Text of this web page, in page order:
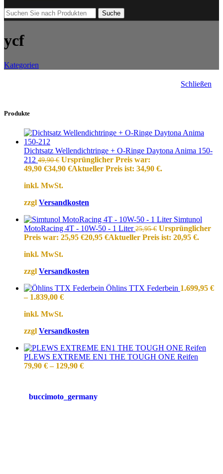
Suche
ycf
Kategorien
Schließen
Produkte
Dichtsatz Wellendichtringe + O-Ringe Daytona Anima 150-
212 49,90€ Ursprünglicher Preis war:
49,90 €34,90 €Aktueller Preis ist: 34,90 €.
inkl. MwSt.
zzgl Versandkosten
Simtunol
MotoRacing 4T - 10W-50 - 1 Liter25,95€ Ursprünglicher
Preis war: 25,95 €20,95 €Aktueller Preis ist: 20,95 €.
inkl. MwSt.
zzgl Versandkosten
Öhlins TTX Federbein 1.699,95 €
– 1.839,00 €
inkl. MwSt.
zzgl Versandkosten
PLEWS EXTREME EN1 THE TOUGH ONE Reifen
79,90 €– 129,90 €
buccimoto_germany